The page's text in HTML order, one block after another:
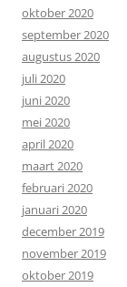
oktober 2020
september 2020
augustus 2020
juli 2020
juni 2020
mei 2020
april 2020
maart 2020
februari 2020
januari 2020
december 2019
november 2019
oktober 2019